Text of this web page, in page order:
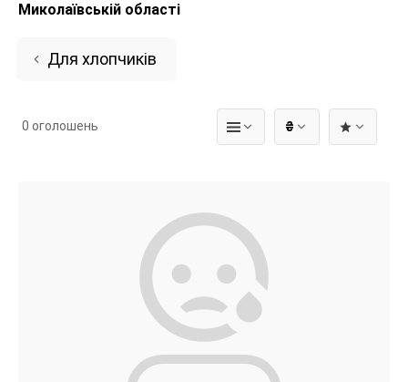
Миколаївській області
Для хлопчиків
₴
0 оголошень